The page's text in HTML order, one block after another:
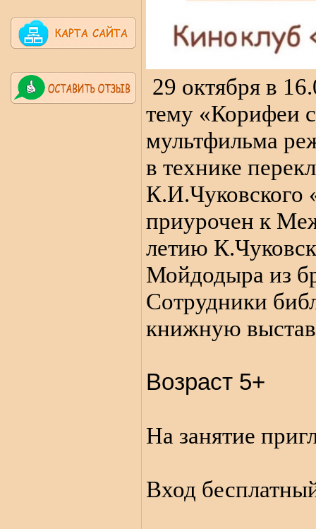
29 октября в
тему «Корифеи
мультфильма
в технике
приурочен к
летию
Мойдодыра из
Сотрудники
книжную
Возраст 5+
На занятие
Вход